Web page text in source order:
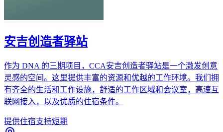
安吉创造者驿站
作为 DNA 的三期项目，CCA安吉创造者驿站是一个激发创意
灵感的空间。这里提供丰富的资源和优越的工作环境。我们拥
有齐全的生活和工作设施，舒适的工作区域和会议室，高速互
联网接入，以及优质的住宿条件。
提供住宿支持短期